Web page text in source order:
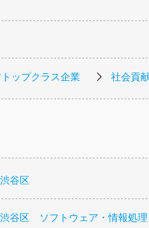
ップクラス企業 社会貢
谷区
谷区 ソフトウェア・情報処理